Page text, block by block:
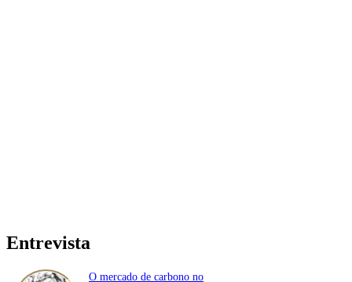
Entrevista
O mercado de carbono no